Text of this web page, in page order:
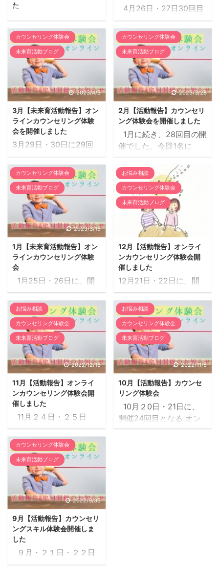
ともしています。 どんな
スキルを受けたらいいの
かわからない方も、ご心
配なくお申込みください
ね。 互いが感じ合
い、響き合う時間 私た
ちプラクティショナー
は、クライアント様に何
かをする ...
しています。 どんなスキ
からない方も、ご心配な
くお申込みくださいね。
互いが感じ合い、響き
合う時間 私たちプラク
ティショナーは、クライ
...
た
5月24・25日に31回目
となるオンラインカウン
セリングスキル体験会が
開催されました。 ～✾
プラクティショナーから
のメッセージ✾～ わたし
たちHIT認定プラクティ
ショナーは、 お悩みを伺
い、様々なスキルの中か
ら最適なスキルを提案す
ることもしています。 ど
んなスキルを受けたらい
いのかわからない方も、
ご心配なくお申込みくだ
さいね。 互いが感じ
合い、響き合う時間 私
たちプラクティショナー
は、クライアント様に何
かをするという立場では
ありません。 ...
4月26日・27日30回目
となるオンラインカウン
セリング体験会を開催し
ました。 今回2名にセル
フアウェアネススキル、
1名にカウンセリングを
提供させていただきまし
た。 ※セルフアウェアネ
ススキル（SAS）に関し
ては下記ページよりご覧
いただけます。 ～✾プ
ラクティショナーからの
メッセージ✾～ わたした
ョナーは、 お悩みを伺
い、様々なスキルの中か
ら最適なスキルを提案す
ることもしています。 ど
んなスキルを受けたらい
いのかわからない方も、
ご心配なくお申込みくだ
さい ...
カウンセリング体験会
未来育活動ブログ
2023/4/3
3月【未来育活動報告】オン
ラインカウンセリング体験
会を開催しました
3月29日・30日に29回
目となるオンラインカウ
ンセリングスキル体験会
が開催されました。 今回
1名にＳＡＳ、2名にカウ
ンセリングを提供させて
いただきました。 ～
✾プラクティショナーか
らのメッセージ✾～ わた
したちHIT認定プラクテ
ィショナーは、 お悩みを
伺い、様々なスキルの中
から最適なスキルを提案
どんなスキルを受けたら
いいのかわからない方
も、ご心配なくお申込み
くださいね。 互いが
感じ合い、響き合う時間
私たちプラ ...
カウンセリング体験会
未来育活動ブログ
2023/3/28
2月【活動報告】カウンセリ
ング体験会を開催しました
1月に続き、28回目の開
催でした。今回1名に
STS、2名にカウンセリ
ングを提供させていただ
きました。 ～✾プラク
ティショナーからのメッ
セージ✾～ わたしたち
HIT認定プラクティショ
ナーは、 お悩みを伺い、
様々なスキルの中から最
適なスキルを提案するこ
ともしています。 どんな
スキルを受けたらいいの
かわからない方も、ご心
配なくお申込みください
ね。 互いが感じ合
い、響き合う時間 ＜主催
者：堀内ふみさん・荒川
淳子さん・山本尚美さん
より＞ 私たちプラクティ
ショナ ...
カウンセリング体験会
未来育活動ブログ
2023/3/15
1月【未来育活動報告】オン
ラインカウンセリング体験
会
1月25日・26日に、開
催27回目となる オンラ
インカウンセリングスキ
ル体験会が開催されまし
た。 今回は、カウンセリ
ング1名、STS1名に提供
させていただきました。
※セルフトランスフォー
メーションスキル
（STS）に関しては下記
ページよりご覧いただけ
ます。 ～✾プラクティ
ショナーからのメッセー
定プラクティショナー
は、 お悩みを伺い、様々
なスキルの中から最適な
スキルを提案することも
しています。 どんなスキ
ルを受けたらいいのかわ
からない方も、ご心配な
くお申 ...
お悩み相談
カウンセリング体験会
未来育活動ブログ
12月【活動報告】オンライ
ンカウンセリング体験会開
催しました
12月21日・22日に、開
催26回目となる オンラ
インカウンセリングスキ
ル体験会が開催されまし
た。 2022年最後の体験
会は、 ４名の方がHITの
カウンセリングスキルを
体験くださいました。 あ
りがとうございました。
～✾プラクティショナー
からのメッセージ✾～ わ
たしたちHIT認定プラク
ティショナーは、 お悩み
お悩み相談
カウンセリング体験会
未来育活動ブログ
2022/12/15
11月【活動報告】オンライ
ンカウンセリング体験会開
催しました
11月２４日・２５日
に、開催25回目となる
オンラインカウンセリン
グスキル体験会が開催さ
れました。 今回2名に
SASを提供させていただ
きました。 ※セルフアウ
ェアネススキル（SAS）
に関しては下記ページよ
りご覧いただけます。
～✾プラクティショナー
からのメッセージ✾～ わ
たしたちHIT認定プラク
お悩み相談
カウンセリング体験会
未来育活動ブログ
2022/11/5
10月【活動報告】カウンセ
リング体験会
10月２0日・21日に、
開催24回目となる オン
ラインカウンセリングス
カウンセリング体験会
未来育活動ブログ
2022/9/30
9月【活動報告】カウンセリ
ングスキル体験会開催しま
した
９月・２１日・２２日
に、 オンラインカウンセ